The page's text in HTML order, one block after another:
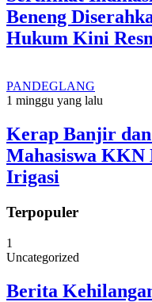
Beneng
Hukum Kini
PANDEGLANG
1 minggu yang lalu
Kerap Banjir
Mahasiswa KKN
Irigasi
Terpopuler
1
Uncategorized
Berita